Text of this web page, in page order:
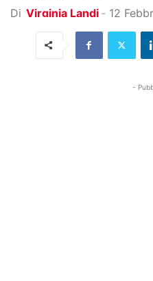
Di Virginia Landi - 12
-